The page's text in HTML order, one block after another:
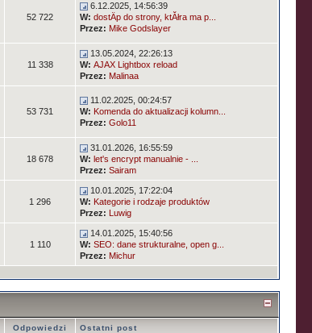
52 722
6.12.2025, 14:56:39
W: dostÄp do strony, ktĂłra ma p...
Przez: Mike Godslayer
11 338
13.05.2024, 22:26:13
W: AJAX Lightbox reload
Przez: Malinaa
53 731
11.02.2025, 00:24:57
W: Komenda do aktualizacji kolumn...
Przez: Golo11
18 678
31.01.2026, 16:55:59
W: let's encrypt manualnie - ...
Przez: Sairam
1 296
10.01.2025, 17:22:04
W: Kategorie i rodzaje produktów
Przez: Luwig
1 110
14.01.2025, 15:40:56
W: SEO: dane strukturalne, open g...
Przez: Michur
Odpowiedzi Ostatni post